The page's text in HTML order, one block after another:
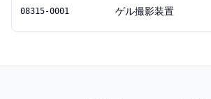
08315-0001 ゲル撮影装置